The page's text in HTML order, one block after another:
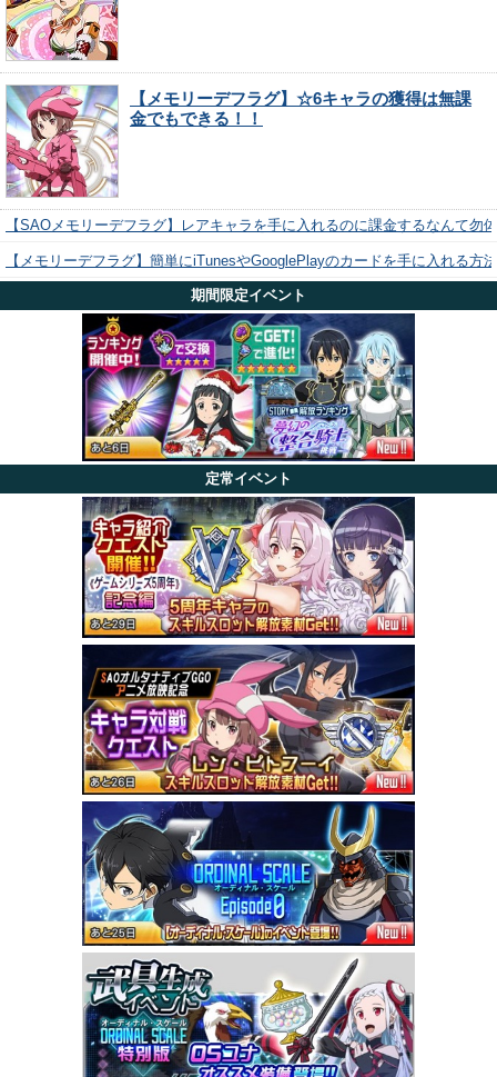
【メモリーデフラグ】☆6キャラの獲得は無課
金でもできる！！
【SAOメモリーデフラグ】レアキャラを手に入れるのに課金するなんて勿
【メモリーデフラグ】簡単にiTunesやGooglePlayのカードを手に入れる方
期間限定イベント
定常イベント